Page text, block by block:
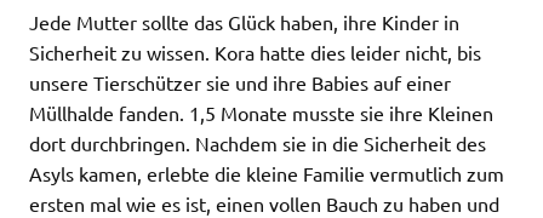
Jede Mutter sollte das Glück haben, ihre Kinder in
Sicherheit zu wissen. Kora hatte dies leider nicht, bis
unsere Tierschützer sie und ihre Babies auf einer
Müllhalde fanden. 1,5 Monate musste sie ihre Kleinen
dort durchbringen. Nachdem sie in die Sicherheit des
Asyls kamen, erlebte die kleine Familie vermutlich zum
ersten mal wie es ist, einen vollen Bauch zu haben und